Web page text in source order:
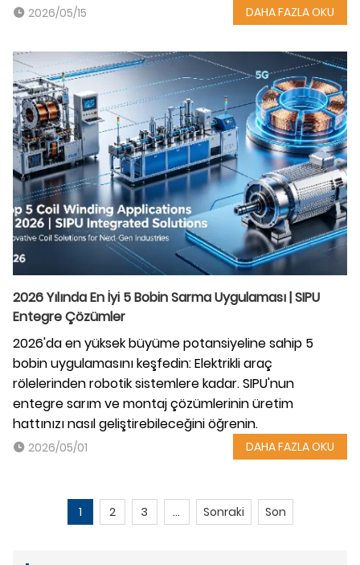
2026/05/15 DAHA FAZLA OKU
2026 Yılında En İyi 5 Bobin Sarma Uygulaması | SIPU
Entegre Çözümler
2026'da en yüksek büyüme potansiyeline sahip 5
bobin uygulamasını keşfedin: Elektrikli araç
rölelerinden robotik sistemlere kadar. SIPU'nun
entegre sarım ve montaj çözümlerinin üretim
hattınızı nasıl geliştirebileceğini öğrenin.
2026/05/01 DAHA FAZLA OKU
1 2 3 ... Sonraki Son